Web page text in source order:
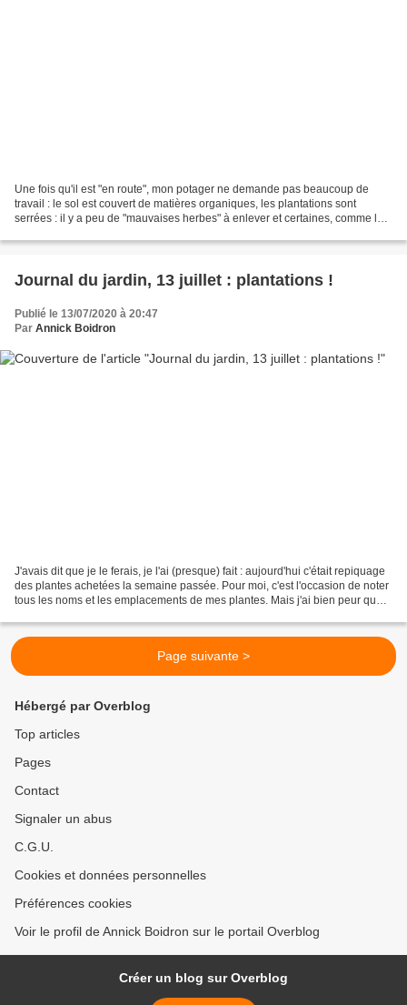
Une fois qu'il est "en route", mon potager ne demande pas beaucoup de
travail : le sol est couvert de matières organiques, les plantations sont
serrées : il y a peu de "mauvaises herbes" à enlever et certaines, comme le
Journal du jardin, 13 juillet : plantations !
Publié le 13/07/2020 à 20:47
Par Annick Boidron
J'avais dit que je le ferais, je l'ai (presque) fait : aujourd'hui c'était repiquage
des plantes achetées la semaine passée. Pour moi, c'est l'occasion de noter
tous les noms et les emplacements de mes plantes. Mais j'ai bien peur que
Page suivante >
Hébergé par Overblog
Top articles
Pages
Contact
Signaler un abus
C.G.U.
Cookies et données personnelles
Préférences cookies
Voir le profil de Annick Boidron sur le portail Overblog
Créer un blog sur Overblog